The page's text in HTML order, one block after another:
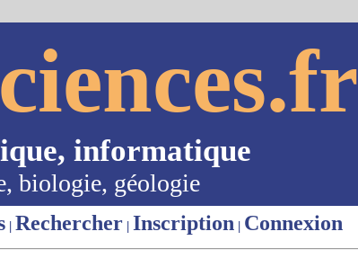
informatique
biologie, géologie
| Rechercher | Inscription | Connexion